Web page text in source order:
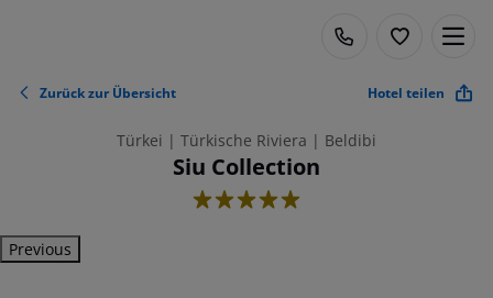
Zurück zur Übersicht Hotel teilen
Türkei | Türkische Riviera | Beldibi
Siu Collection
5
Previous